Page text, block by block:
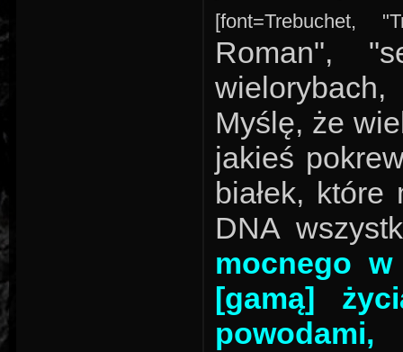
[font=Trebuchet,
Roman",
Myślę, że
jakieś
białek,
DNA
mocnego
[gamą]